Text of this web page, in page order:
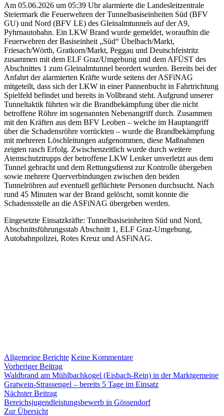
Brand
im
Gleinalmtunnel
Am 05.06.2026 um 05:39 Uhr alarmierte die Landesleitzentrale
Steiermark die Feuerwehren der Tunnelbasiseinheiten Süd (BFV
GU) und Nord (BFV LE) des Gleinalmtunnels auf der A9,
Pyhrnautobahn. Ein LKW Brand wurde gemeldet, woraufhin die
Feuerwehren der Basiseinheit „Süd“ Übelbach/Markt,
Friesach/Wörth, Gratkorn/Markt, Peggau und Deutschfeistritz
zusammen mit dem ELF Graz/Umgebung und dem AFÜST des
Abschnittes 1 zum Gleinalmtunnel beordert wurden. Bereits bei der
Anfahrt der alarmierten Kräfte wurde seitens der ASFiNAG
mitgeteilt, dass sich der LKW in einer Pannenbucht in Fahrtrichtung
Spielfeld befindet und bereits in Vollbrand steht. Aufgrund unserer
Tunneltaktik führten wir die Brandbekämpfung über die nicht
betroffene Röhre im sogenannten Nebenangriff durch. Zusammen
mit den Kräften aus dem BFV Leoben – welche im Hauptangriff
über die Schadensröhre vorrückten – wurde die Brandbekämpfung
mit mehreren Löschleitungen aufgenommen, diese Maßnahmen
zeigten rasch Erfolg. Zwischenzeitlich wurde durch weitere
Atemschutztrupps der betroffene LKW Lenker unverletzt aus dem
Tunnel gebracht und dem Rettungsdienst zur Kontrolle übergeben
sowie mehrere Querverbindungen zwischen den beiden
Tunnelröhren auf eventuell geflüchtete Personen durchsucht. Nach
rund 45 Minuten war der Brand gelöscht, somit konnte die
Schadensstelle an die ASFiNAG übergeben werden.
Eingesetzte Einsatzkräfte: Tunnelbasiseinheiten Süd und Nord,
Abschnittsführungsstab Abschnitt 1, ELF Graz-Umgebung,
Autobahnpolizei, Rotes Kreuz und ASFiNAG.
Allgemeine Berichte Keine Kommentarezu
Brand
im
Beitragsnavigation
Vorheriger BeitragVorheriger
Beitrag:
Waldbrand am Mühlbachkogel (Eisbach-Rein) in der Marktgemeine
Gratwein-Strassengel – bereits 5 Tage im Einsatz
Nächster BeitragNächster
Beitrag:
Bereichsjugendleistungsbewerb in Gössendorf
Zur Übersicht